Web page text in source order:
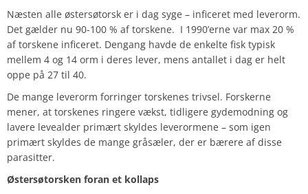
Næsten alle østersøtorsk er i dag syge – inficeret med leverorm.
Det gælder nu 90-100 % af torskene. I 1990’erne var max 20 %
af torskene inficeret. Dengang havde de enkelte fisk typisk
mellem 4 og 14 orm i deres lever, mens antallet i dag er helt
oppe på 27 til 40.
De mange leverorm forringer torskenes trivsel. Forskerne
mener, at torskenes ringere vækst, tidligere gydemodning og
lavere levealder primært skyldes leverormene – som igen
primært skyldes de mange gråsæler, der er bærere af disse
parasitter.
Østersøtorsken foran et kollaps